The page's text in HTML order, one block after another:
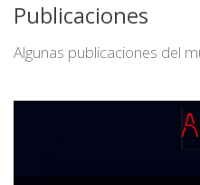
Publicaciones
Algunas publicaciones del